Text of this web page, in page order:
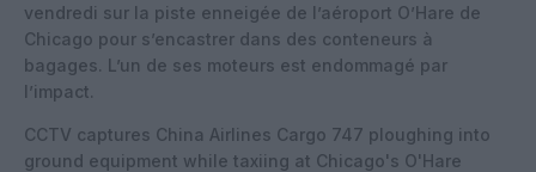
vendredi sur la piste enneigée de l’aéroport O’Hare de
Chicago pour s’encastrer dans des conteneurs à
bagages. L’un de ses moteurs est endommagé par
l’impact.
CCTV captures China Airlines Cargo 747 ploughing into
ground equipment while taxiing at Chicago's O'Hare